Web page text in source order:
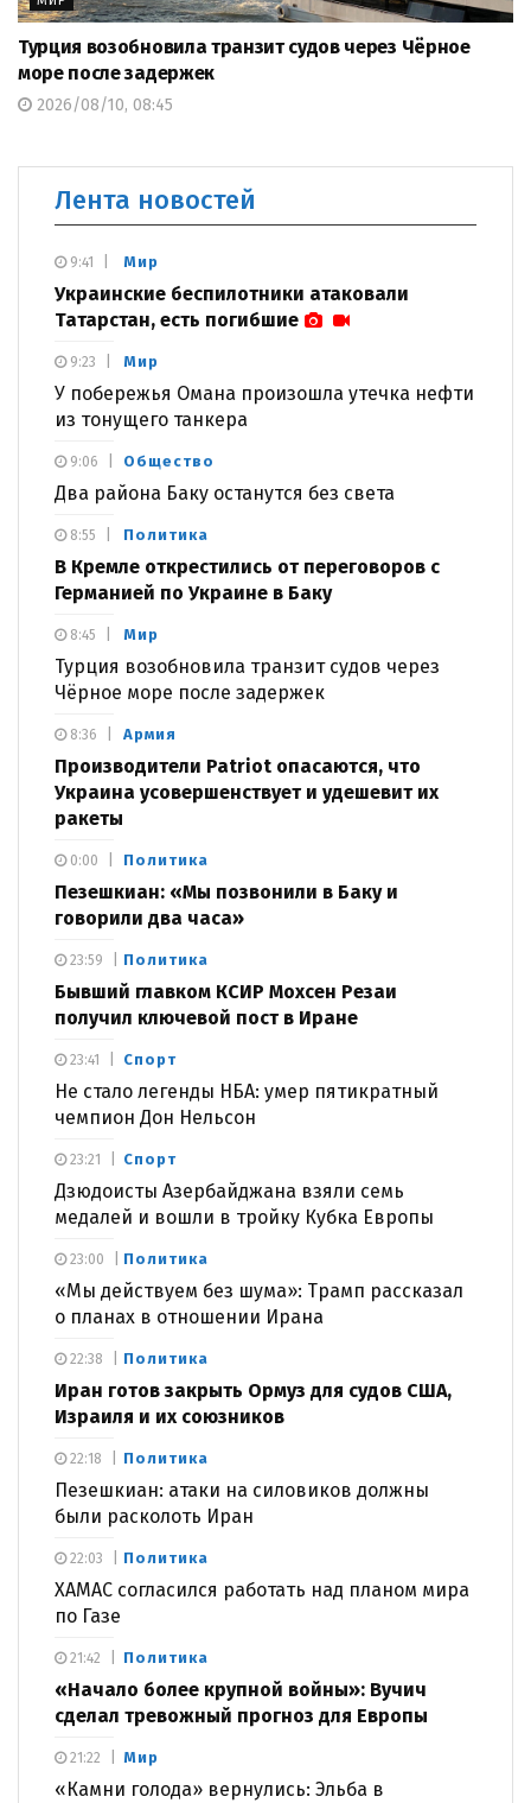
Турция возобновила транзит судов через Чёрное
море после задержек
2026/08/10, 08:45
Лента новостей
Мир
Украинские беспилотники атаковали
Татарстан, есть погибшие
9:41
Мир
У побережья Омана произошла утечка нефти
из тонущего танкера
9:23
Общество
Два района Баку останутся без света
9:06
Политика
В Кремле открестились от переговоров с
Германией по Украине в Баку
8:55
Мир
Турция возобновила транзит судов через
Чёрное море после задержек
8:45
Армия
Производители Patriot опасаются, что
Украина усовершенствует и удешевит их
ракеты
8:36
Политика
Пезешкиан: «Мы позвонили в Баку и
говорили два часа»
0:00
Политика
Бывший главком КСИР Мохсен Резаи
получил ключевой пост в Иране
23:59
Спорт
Не стало легенды НБА: умер пятикратный
чемпион Дон Нельсон
23:41
Спорт
Дзюдоисты Азербайджана взяли семь
медалей и вошли в тройку Кубка Европы
23:21
Политика
«Мы действуем без шума»: Трамп рассказал
о планах в отношении Ирана
23:00
Политика
Иран готов закрыть Ормуз для судов США,
Израиля и их союзников
22:38
Политика
Пезешкиан: атаки на силовиков должны
были расколоть Иран
22:18
Политика
ХАМАС согласился работать над планом мира
по Газе
22:03
Политика
«Начало более крупной войны»: Вучич
сделал тревожный прогноз для Европы
21:42
Мир
«Камни голода» вернулись: Эльба в
21:22